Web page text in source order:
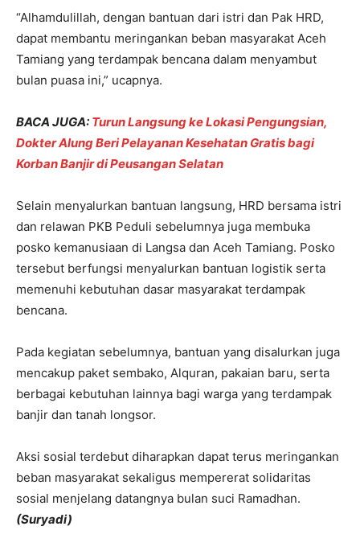
“Alhamdulillah, dengan bantuan dari istri dan Pak HRD,
dapat membantu meringankan beban masyarakat Aceh
Tamiang yang terdampak bencana dalam menyambut
bulan puasa ini,” ucapnya.
BACA JUGA: Turun Langsung ke Lokasi Pengungsian,
Dokter Alung Beri Pelayanan Kesehatan Gratis bagi
Korban Banjir di Peusangan Selatan
Selain menyalurkan bantuan langsung, HRD bersama istri
dan relawan PKB Peduli sebelumnya juga membuka
posko kemanusiaan di Langsa dan Aceh Tamiang. Posko
tersebut berfungsi menyalurkan bantuan logistik serta
memenuhi kebutuhan dasar masyarakat terdampak
bencana.
Pada kegiatan sebelumnya, bantuan yang disalurkan juga
mencakup paket sembako, Alquran, pakaian baru, serta
berbagai kebutuhan lainnya bagi warga yang terdampak
banjir dan tanah longsor.
Aksi sosial terdebut diharapkan dapat terus meringankan
beban masyarakat sekaligus mempererat solidaritas
sosial menjelang datangnya bulan suci Ramadhan.
(Suryadi)